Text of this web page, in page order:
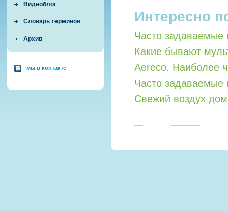
Видеоблог
Словарь терминов
Архив
мы в контакте
Интересно
Часто задаваемые
Какие бывают
Aereco. Наиболее
Часто задаваемые
Свежий воздух